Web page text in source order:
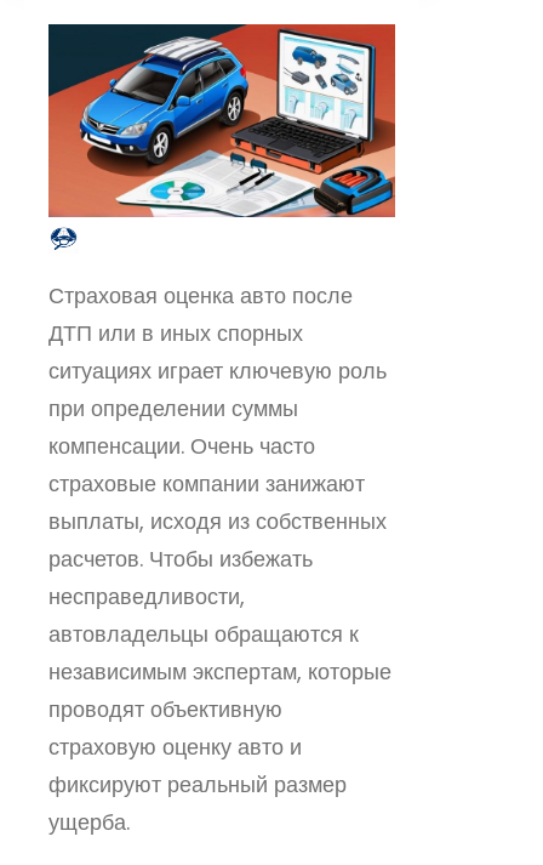
Страховая оценка авто после
ДТП или в иных спорных
ситуациях играет ключевую роль
при определении суммы
компенсации. Очень часто
страховые компании занижают
выплаты, исходя из собственных
расчетов. Чтобы избежать
несправедливости,
автовладельцы обращаются к
независимым экспертам, которые
проводят объективную
страховую оценку авто и
фиксируют реальный размер
ущерба.